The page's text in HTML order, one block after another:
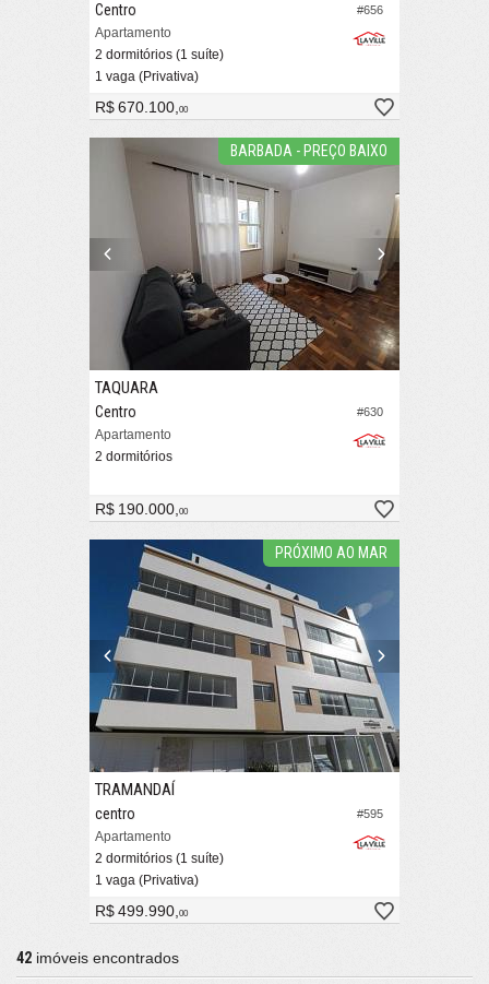
#656
Centro
Apartamento
2 dormitórios (1 suíte)
1 vaga (Privativa)
R$ 670.100,00
BARBADA - PREÇO BAIXO
#630
TAQUARA
Centro
Apartamento
2 dormitórios
R$ 190.000,00
PRÓXIMO AO MAR
#595
TRAMANDAÍ
centro
Apartamento
2 dormitórios (1 suíte)
1 vaga (Privativa)
R$ 499.990,00
42 imóveis encontrados